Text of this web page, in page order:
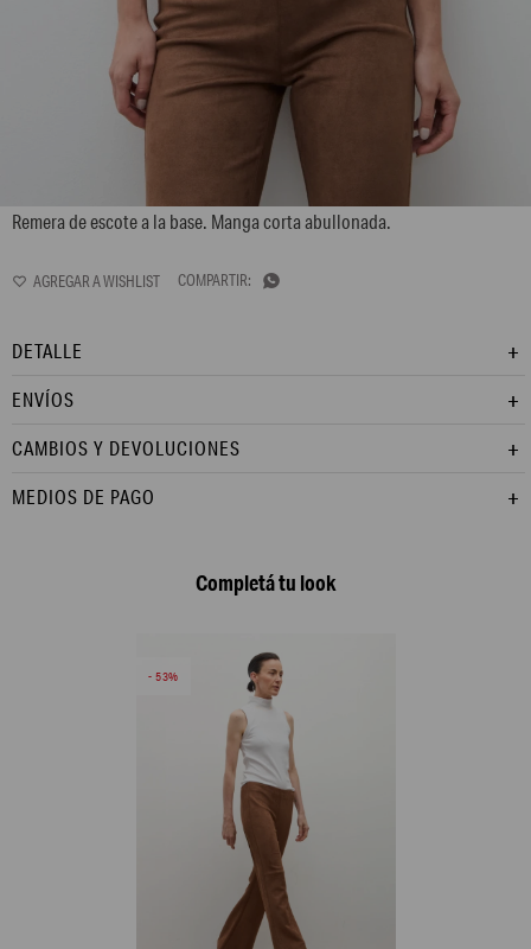
Remera de escote a la base. Manga corta abullonada.

DETALLE
ENVÍOS
CAMBIOS Y DEVOLUCIONES
MEDIOS DE PAGO
Completá tu look
53